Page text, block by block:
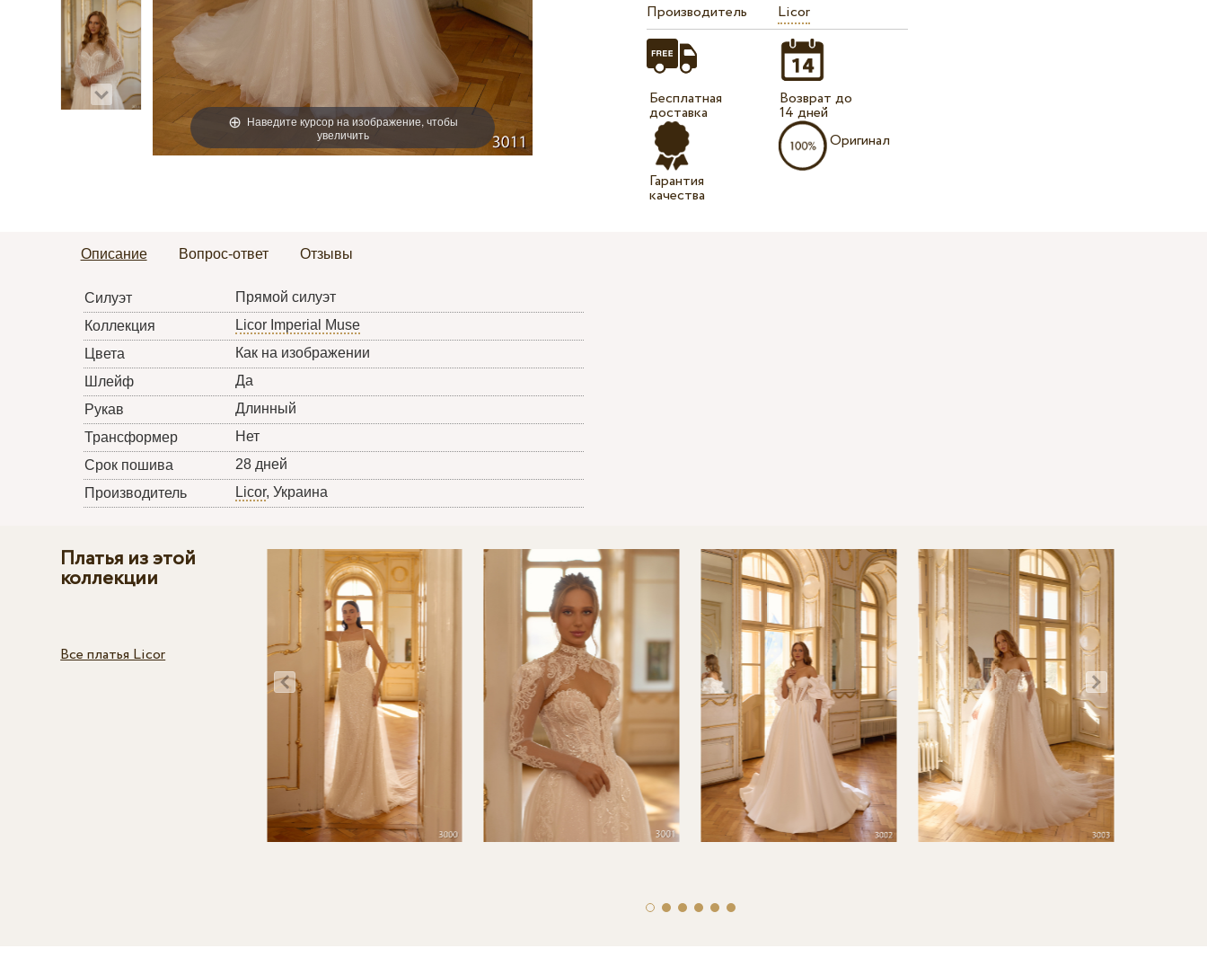
Наведите курсор на изображение, чтобы
увеличить
Производитель
Licor
Бесплатная
доставка
Гарантия
качества
Возврат до
14 дней
Оригинал
Описание Вопрос-ответ Отзывы
Силуэт
Прямой силуэт
Коллекция
Licor Imperial Muse
Цвета
Как на изображении
Шлейф
Да
Рукав
Длинный
Трансформер
Нет
Срок пошива
28 дней
Производитель
Licor, Украина
Платья из этой
коллекции
Все платья Licor